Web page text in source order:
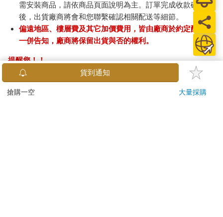
需安裝商品，請依商品頁面說明為主。訂單完成收款確認
後，出貨廠商將會和您聯繫確認相關配送等細節。
偏遠地區、樓層費及其它加價費用，皆由廠商於約定配送時
一併告知，廠商將保留出貨與否的權利。
提醒您！！
金石堂及銀行均不會請您操作ATM! 如接獲電話要求您前往
ATM提款機，請不要聽從指示，以免受騙上當！
貨到通知
搶購一空 大量採購